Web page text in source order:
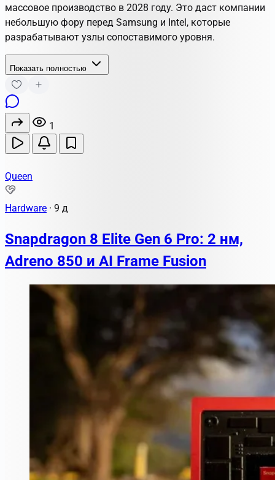
массовое производство в 2028 году. Это даст компании
небольшую фору перед Samsung и Intel, которые
разрабатывают узлы сопоставимого уровня.
Показать полностью
1
Queen
Hardware · 9 д
Snapdragon 8 Elite Gen 6 Pro: 2 нм,
Adreno 850 и AI Frame Fusion